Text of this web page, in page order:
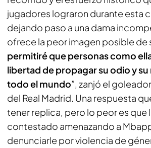
jugadores lograron durante esta
dejando paso a una dama
ofrece la peor imagen posible de
permitiré que personas como
libertad de propagar su odio y
todo el mundo”, zanjó el
del Real Madrid. Una respuesta
tener replica, pero lo peor es que
contestado amenazando a
denunciarle por violencia de